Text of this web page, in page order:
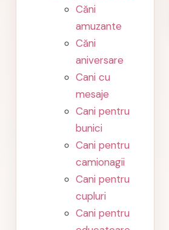
Căni
amuzante
Căni
aniversare
Cani cu
mesaje
Cani pentru
bunici
Cani pentru
camionagii
Cani pentru
cupluri
Cani pentru